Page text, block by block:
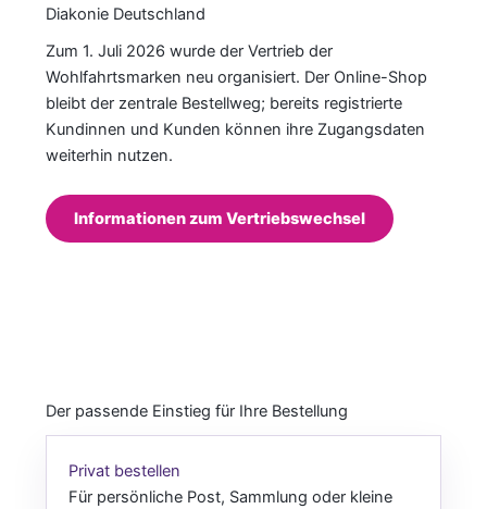
Diakonie Deutschland
Zum 1. Juli 2026 wurde der Vertrieb der
Wohlfahrtsmarken neu organisiert. Der Online-Shop
bleibt der zentrale Bestellweg; bereits registrierte
Kundinnen und Kunden können ihre Zugangsdaten
weiterhin nutzen.
Informationen zum Vertriebswechsel
Der passende Einstieg für Ihre Bestellung
Privat bestellen
Für persönliche Post, Sammlung oder kleine